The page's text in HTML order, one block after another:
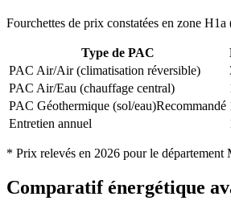
Fourchettes de prix constatées en zone H1a
Type de PAC
PAC Air/Air (climatisation réversible)
PAC Air/Eau (chauffage central)
PAC Géothermique (sol/eau)Recommandé
Entretien annuel
* Prix relevés en 2026 pour le département
Comparatif énergétique